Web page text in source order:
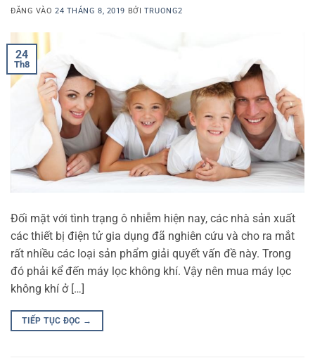
ĐĂNG VÀO24 THÁNG 8, 2019 BỞI TRUONG2
24
Th8
Đối mặt với tình trạng ô nhiễm hiện nay, các nhà sản xuất
các thiết bị điện tử gia dụng đã nghiên cứu và cho ra mắt
rất nhiều các loại sản phẩm giải quyết vấn đề này. Trong
đó phải kể đến máy lọc không khí. Vậy nên mua máy lọc
không khí ở […]
TIẾP TỤC ĐỌC →